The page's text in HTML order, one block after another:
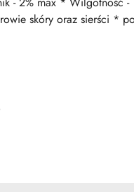
skóry oraz sierści *